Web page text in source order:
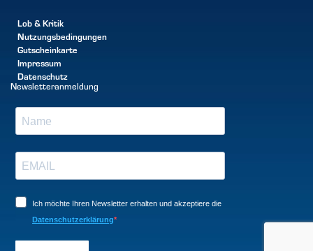
Lob & Kritik
Nutzungsbedingungen
Gutscheinkarte
Impressum
Datenschutz
Newsletteranmeldung
Ich möchte Ihren Newsletter erhalten und akzeptiere die
Datenschutzerklärung